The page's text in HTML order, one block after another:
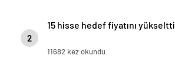
2
15 hisse hedef fiyatını yükseltti
11682 kez okundu